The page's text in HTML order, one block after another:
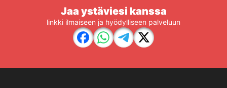
Jaa ystäviesi kanssa
linkki ilmaiseen ja hyödylliseen palveluun